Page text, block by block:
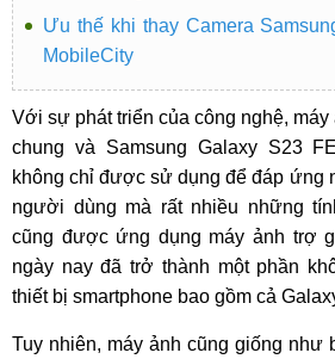
Ưu thế khi thay Camera
MobileCity
Với sự phát triển của công nghệ, máy
chung và Samsung Galaxy S23
không chỉ được sử dụng để đáp ứng
người dùng mà rất nhiều những
cũng được ứng dụng máy ảnh trợ
ngày nay đã trở thành một phần
thiết bị smartphone bao gồm cả
Tuy nhiên, máy ảnh cũng giống như